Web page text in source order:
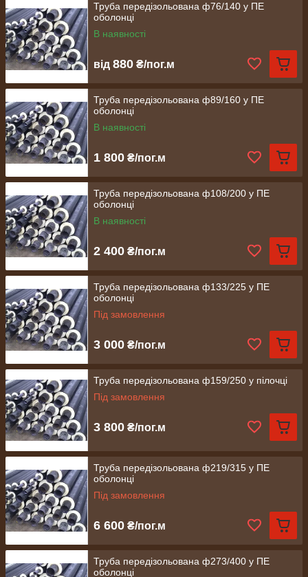
Труба передізольована ф76/140 у ПЕ
оболонці
В наявності
від 880 ₴/пог.м
Труба передізольована ф89/160 у ПЕ
оболонці
В наявності
1 800 ₴/пог.м
Труба передізольована ф108/200 у ПЕ
оболонці
В наявності
2 400 ₴/пог.м
Труба передізольована ф133/225 у ПЕ
оболонці
Під замовлення
3 000 ₴/пог.м
Труба передізольована ф159/250 у пілочці
Під замовлення
3 800 ₴/пог.м
Труба передізольована ф219/315 у ПЕ
оболонці
Під замовлення
6 600 ₴/пог.м
Труба передізольована ф273/400 у ПЕ
оболонці